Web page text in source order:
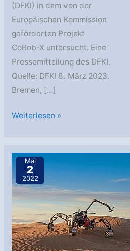
(DFKI) in dem von der
Europäischen Kommission
geförderten Projekt
CoRob-X untersucht. Eine
Pressemitteilung des DFKI.
Quelle: DFKI 8. März 2023.
Bremen, […]
Wegbereiter
auf
dem
Mond:
Europäisches
Roboter-
Team
erkundet
Weiterlesen »
Mai
2
2022